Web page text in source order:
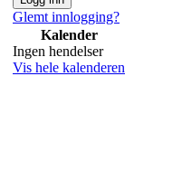
Glemt innlogging?
Kalender
Ingen hendelser
Vis hele kalenderen